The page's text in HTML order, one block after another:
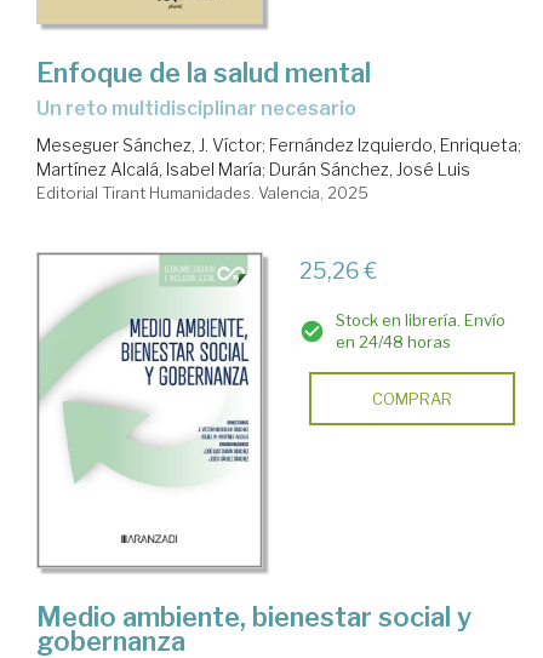
Enfoque de la salud mental
Un reto multidisciplinar necesario
Meseguer Sánchez, J. Víctor; Fernández Izquierdo, Enriqueta;
Martínez Alcalá, Isabel María; Durán Sánchez, José Luis
Editorial Tirant Humanidades. Valencia, 2025
25,26 €
Stock en librería. Envío
en 24/48 horas
COMPRAR
Medio ambiente, bienestar social y
gobernanza